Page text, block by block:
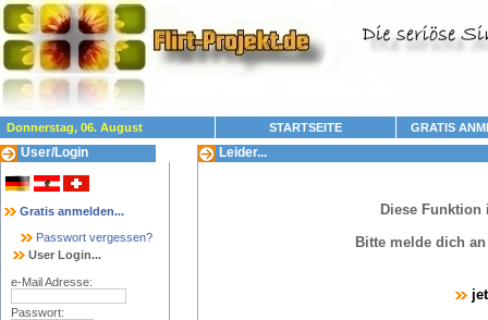
Donnerstag, 06. August STARTSEITE GRATIS
User/Login
Gratis anmelden...
Passwort vergessen?
User Login...
e-Mail Adresse:
Passwort:
Leider...
Diese
Bitte melde dich